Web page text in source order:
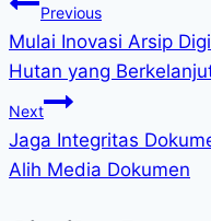
Previous
Mulai Inovasi Arsip
Hutan yang
Next
Jaga Integritas
Alih Media Dokumen